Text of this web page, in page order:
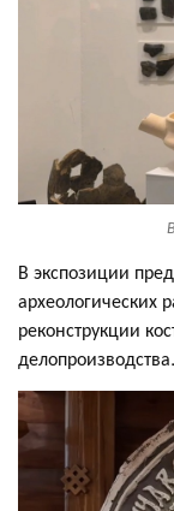
В экспозиции
археологических
реконструкции
делопроизводства.